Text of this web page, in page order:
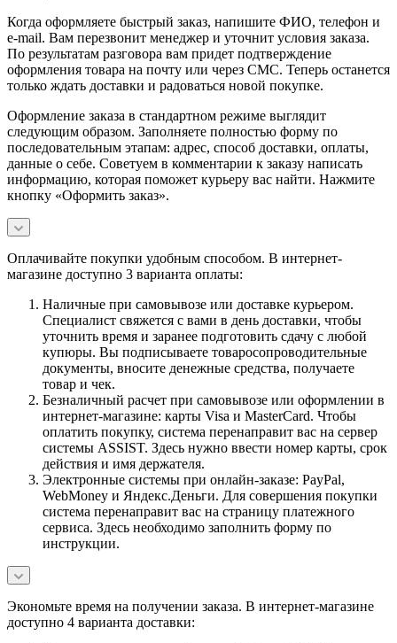
Когда оформляете быстрый заказ, напишите ФИО, телефон и
e-mail. Вам перезвонит менеджер и уточнит условия заказа.
По результатам разговора вам придет подтверждение
оформления товара на почту или через СМС. Теперь останется
только ждать доставки и радоваться новой покупке.
Оформление заказа в стандартном режиме выглядит
следующим образом. Заполняете полностью форму по
последовательным этапам: адрес, способ доставки, оплаты,
данные о себе. Советуем в комментарии к заказу написать
информацию, которая поможет курьеру вас найти. Нажмите
кнопку «Оформить заказ».
Оплачивайте покупки удобным способом. В интернет-
магазине доступно 3 варианта оплаты:
Наличные при самовывозе или доставке курьером.
Специалист свяжется с вами в день доставки, чтобы
уточнить время и заранее подготовить сдачу с любой
купюры. Вы подписываете товаросопроводительные
документы, вносите денежные средства, получаете
товар и чек.
Безналичный расчет при самовывозе или оформлении в
интернет-магазине: карты Visa и MasterCard. Чтобы
оплатить покупку, система перенаправит вас на сервер
системы ASSIST. Здесь нужно ввести номер карты, срок
действия и имя держателя.
Электронные системы при онлайн-заказе: PayPal,
WebMoney и Яндекс.Деньги. Для совершения покупки
система перенаправит вас на страницу платежного
сервиса. Здесь необходимо заполнить форму по
инструкции.
Экономьте время на получении заказа. В интернет-магазине
доступно 4 варианта доставки: